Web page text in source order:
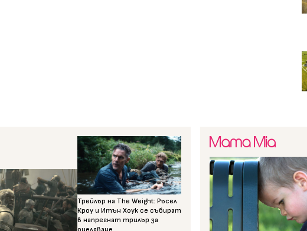
Трейлър на The Weight: Ръсел
Кроу и Итън Хоук се събират
в напрегнат трилър за